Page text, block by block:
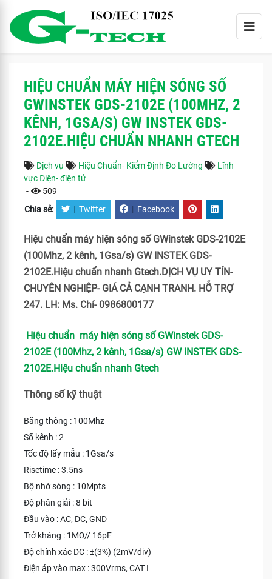
HIỆU CHUẨN MÁY HIỆN SÓNG SỐ
GWINSTEK GDS-2102E (100MHZ, 2
KÊNH, 1GSA/S) GW INSTEK GDS-
2102E.HIỆU CHUẨN NHANH GTECH
Dịch vụ Hiệu Chuẩn- Kiểm Định Đo Lường
Lĩnh
vực Điện- điện tử
-
509
Chia sẻ: | Twitter | Facebook
Hiệu chuẩn máy hiện sóng số GWinstek GDS-2102E
(100Mhz, 2 kênh, 1Gsa/s) GW INSTEK GDS-
2102E.Hiệu chuẩn nhanh Gtech.DỊCH VỤ UY TÍN-
CHUYÊN NGHIỆP- GIÁ CẢ CẠNH TRANH. HỖ TRỢ
247. LH: Ms. Chí- 0986800177
Hiệu chuẩn máy hiện sóng số GWinstek GDS-
2102E (100Mhz, 2 kênh, 1Gsa/s) GW INSTEK GDS-
2102E.Hiệu chuẩn nhanh Gtech
Thông số kỹ thuật
Băng thông : 100Mhz
Số kênh : 2
Tốc độ lấy mẫu : 1Gsa/s
Risetime : 3.5ns
Bộ nhớ sóng : 10Mpts
Độ phân giải : 8 bit
Đầu vào : AC, DC, GND
Trở kháng : 1MΩ// 16pF
Độ chính xác DC : ±(3%) (2mV/div)
Điện áp vào max : 300Vrms, CAT I